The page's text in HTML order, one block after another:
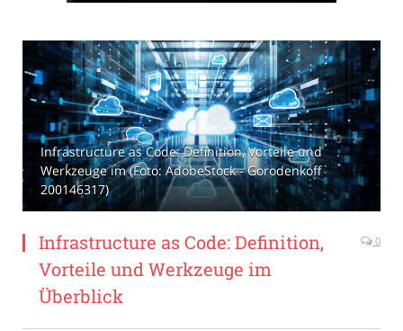
Infrastructure as Code: Definition, Vorteile und
Werkzeuge im (Foto: AdobeStock - Gorodenkoff
200146317)
Infrastructure as Code: Definition,
Vorteile und Werkzeuge im
Überblick
0